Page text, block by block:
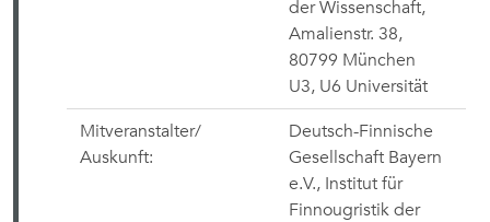
der Wissenschaft,
Amalienstr. 38,
80799 München
U3, U6 Universität
Mitveranstalter/
Auskunft:
Deutsch-Finnische
Gesellschaft Bayern
e.V., Institut für
Finnougristik der